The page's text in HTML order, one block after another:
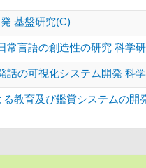
基盤研究(C)
常言語の創造性の研究 科学
話の可視化システム開発 科
教育及び鑑賞システムの開